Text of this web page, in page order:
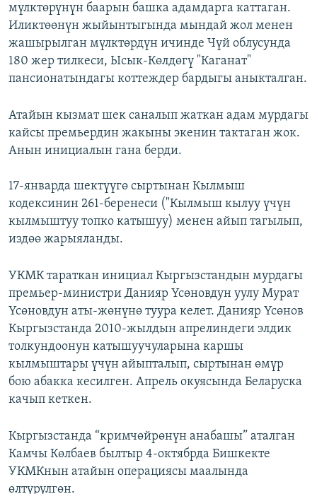
мүлктөрүнүн баарын башка адамдарга каттаган.
Иликтөөнүн жыйынтыгында мындай жол менен
жашырылган мүлктөрдүн ичинде Чүй облусунда
180 жер тилкеси, Ысык-Көлдөгү "Каганат"
пансионатындагы коттеждер бардыгы аныкталган.
Атайын кызмат шек саналып жаткан адам мурдагы
кайсы премьердин жакыны экенин тактаган жок.
Анын инициалын гана берди.
17-январда шектүүгө сыртынан Кылмыш
кодексинин 261-беренеси ("Кылмыш кылуу үчүн
кылмыштуу топко катышуу) менен айып тагылып,
издөө жарыяланды.
УКМК тараткан инициал Кыргызстандын мурдагы
премьер-министри Данияр Үсөновдун уулу Мурат
Үсөновдун аты-жөнүнө туура келет. Данияр Үсөнов
Кыргызстанда 2010-жылдын апрелиндеги элдик
толкундоонун катышуучуларына каршы
кылмыштары үчүн айыпталып, сыртынан өмүр
бою абакка кесилген. Апрель окуясында Беларуска
качып кеткен.
Кыргызстанда “кримчөйрөнүн анабашы” аталган
Камчы Көлбаев былтыр 4-октябрда Бишкекте
УКМКнын атайын операциясы маалында
өлтүрүлгөн.